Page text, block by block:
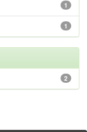
1
1
2